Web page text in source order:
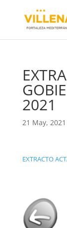
2021
21 May, 2021
EXTRACTO